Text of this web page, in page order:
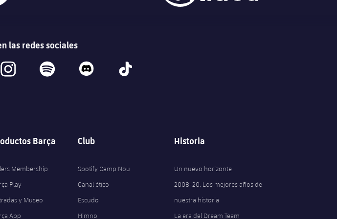
las redes sociales
instagram spotify discord tiktok
Barça
Membership
Play
y Museo
App
Club
Spotify Camp Nou
Canal ético
Escudo
Himno
Historia
Un nuevo horizonte
2008-20. Los mejores años de
nuestra historia
La era del Dream Team